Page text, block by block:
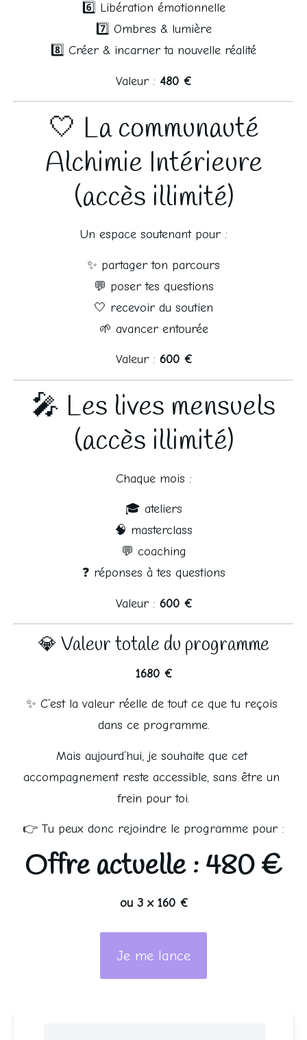
6️⃣ Libération émotionnelle
7️⃣ Ombres & lumière
8️⃣ Créer & incarner ta nouvelle réalité
Valeur : 480 €
🤍 La communauté
Alchimie Intérieure
(accès illimité)
Un espace soutenant pour :
✨ partager ton parcours
💬 poser tes questions
🤍 recevoir du soutien
🌱 avancer entourée
Valeur : 600 €
🎤 Les lives mensuels
(accès illimité)
Chaque mois :
🎓 ateliers
🧠 masterclass
💬 coaching
❓ réponses à tes questions
Valeur : 600 €
💎 Valeur totale du programme
1680 €
✨ C’est la valeur réelle de tout ce que tu reçois
dans ce programme.
Mais aujourd’hui, je souhaite que cet
accompagnement reste accessible, sans être un
frein pour toi.
👉 Tu peux donc rejoindre le programme pour :
Offre actuelle : 480 €
ou 3 x 160 €
Je me lance